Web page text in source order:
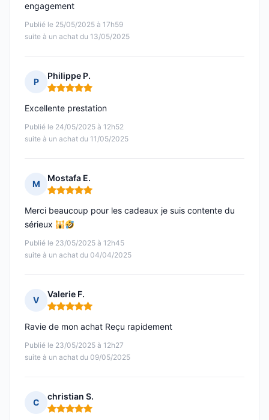
Publié le 25/05/2025 à 17h59
suite à un achat du 13/05/2025
engagement
P
Philippe P.
Note : 5 sur 5
Publié le 24/05/2025 à 12h52
suite à un achat du 11/05/2025
Excellente prestation
M
Mostafa E.
Note : 5 sur 5
Publié le 23/05/2025 à 12h45
suite à un achat du 04/04/2025
Merci beaucoup pour les cadeaux je suis contente du
sérieux
V
Valerie F.
Note : 5 sur 5
Publié le 23/05/2025 à 12h27
suite à un achat du 09/05/2025
Ravie de mon achat Reçu rapidement
C
christian S.
Note : 5 sur 5